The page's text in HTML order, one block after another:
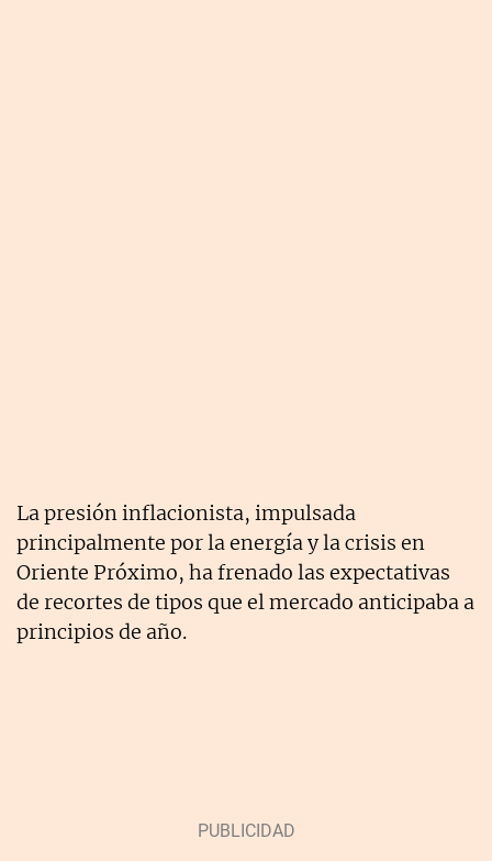
La presión inflacionista, impulsada
principalmente por la energía y la crisis en
Oriente Próximo, ha frenado las expectativas
de recortes de tipos que el mercado anticipaba a
principios de año.